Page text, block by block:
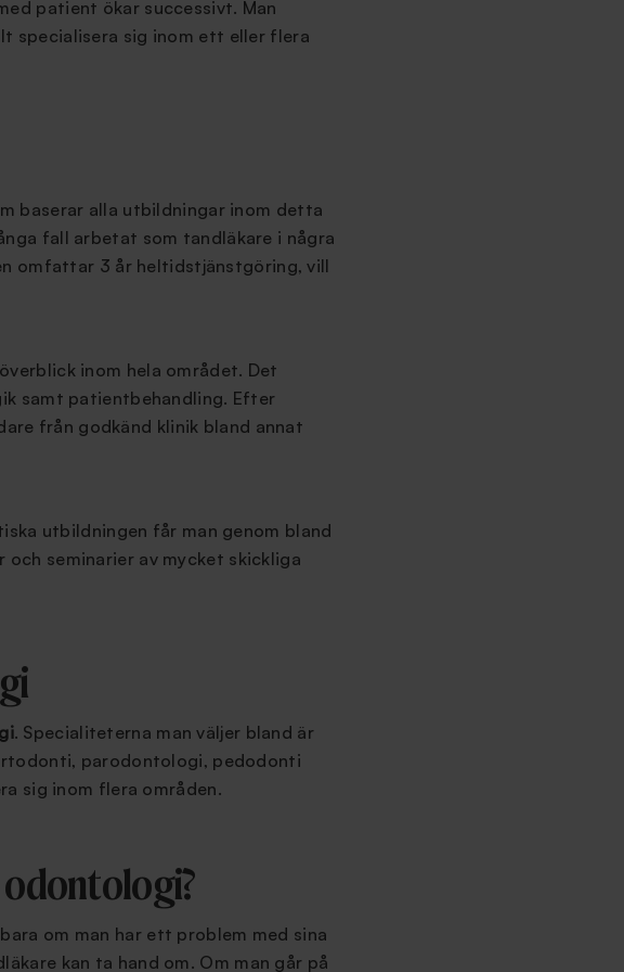
patient ökar successivt. Man
specialisera sig inom ett eller flera
baserar alla utbildningar inom detta
fall arbetat som tandläkare i några
omfattar 3 år heltidstjänstgöring, vill
inom hela området. Det
samt patientbehandling. Efter
från godkänd klinik bland annat
utbildningen får man genom bland
seminarier av mycket skickliga
. Specialiteterna man väljer bland är
parodontologi, pedodonti
sig inom flera områden.
om man har ett problem med sina
kan ta hand om. Om man går på